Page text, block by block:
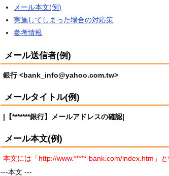
メール本文(例)
実施してしまった場合の対応策
参考情報
メール送信者(例)
銀行 <bank_info@yahoo.com.tw>
メールタイトル(例)
|【*******銀行】メールアドレスの確認|
メール本文(例)
本文には「http://www.*****-bank.com/index.htm」
---本文 ---